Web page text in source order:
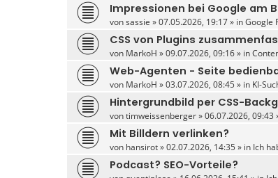
Impressionen bei Google am
vonsassie » 07.05.2026, 19:17 » inGoogle
CSS von Plugins
von MarkoH » 09.07.2026, 09:16 » in
Web-Agenten - Seite
von MarkoH » 03.07.2026, 08:45 » in KI-
Hintergrundbild per CSS-
vontimweissenberger» 06.07.2026, 09:43
Mit Billdern verlinken?
von hansirot» 02.07.2026, 14:35 » in Ich
Podcast? SEO-Vorteile?